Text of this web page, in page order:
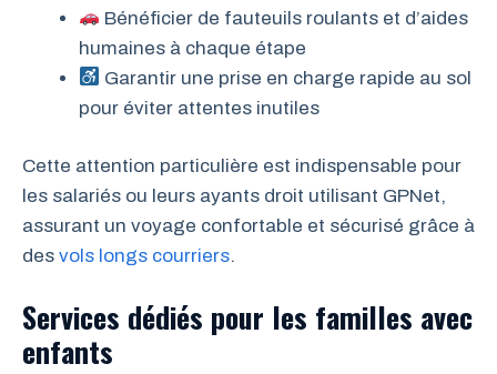
Bénéficier de fauteuils roulants et d’aides
humaines à chaque étape
Garantir une prise en charge rapide au sol
pour éviter attentes inutiles
Cette attention particulière est indispensable pour
les salariés ou leurs ayants droit utilisant GPNet,
assurant un voyage confortable et sécurisé grâce à
des vols longs courriers.
Services dédiés pour les familles avec
enfants